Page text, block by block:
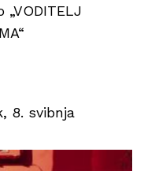
8. svibnja